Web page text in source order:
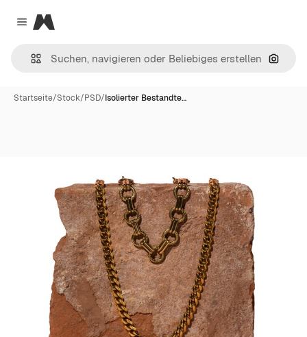
Close menu
Magnific
Nach
Startseite/Stock/PSD/Isolierter Bestandte…